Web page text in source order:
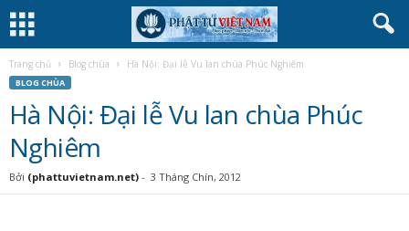
Trang chủ Blog chùa Hà Nội: Đại lễ Vu lan chùa Phúc Nghiêm
BLOG CHÙA
Hà Nội: Đại lễ Vu lan chùa Phúc
Nghiêm
Bởi (phattuvietnam.net) - 3 Tháng Chín, 2012